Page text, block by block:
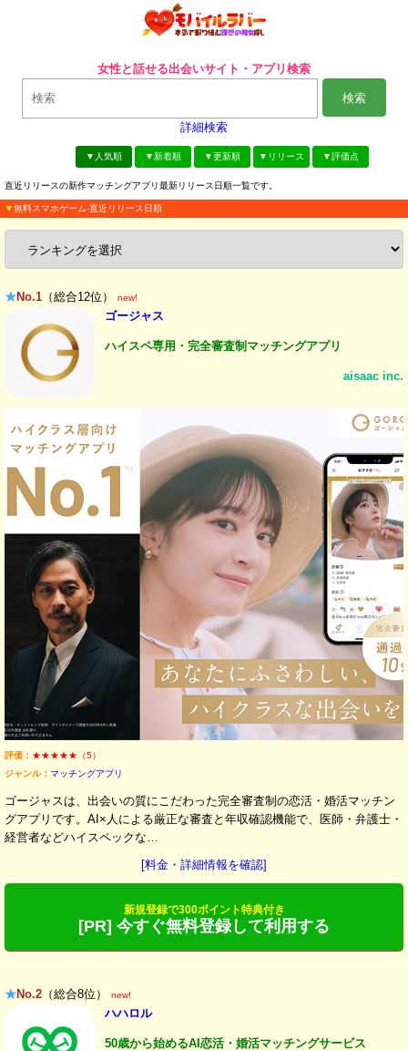
女性と話せる出会いサイト・アプリ検索
検索
詳細検索
▼人気順 ▼新着順 ▼更新順 ▼リリース ▼評価点
直近リリースの新作マッチングアプリ最新リリース日順一覧です。
▼無料スマホゲーム-直近リリース日順
★No.1 （総合12位） new!
ゴージャス
ハイスペ専用・完全審査制マッチングアプリ
aisaac inc.
評価： ★★★★★（5）
ジャンル： マッチングアプリ
ゴージャスは、出会いの質にこだわった完全審査制の恋活・婚活マッチン
グアプリです。AI×人による厳正な審査と年収確認機能で、医師・弁護士・
経営者などハイスペックな…
[料金・詳細情報を確認]
新規登録で300ポイント特典付き
[PR] 今すぐ無料登録して利用する
★No.2 （総合8位） new!
ハハロル
50歳から始めるAI恋活・婚活マッチングサービス